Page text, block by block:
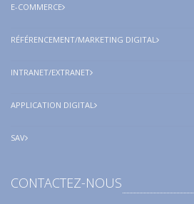
E-COMMERCE
RÉFÉRENCEMENT/MARKETING DIGITAL
INTRANET/EXTRANET
APPLICATION DIGITAL
SAV
CONTACTEZ-NOUS